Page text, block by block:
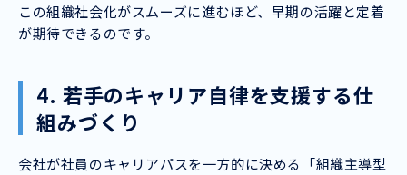
この組織社会化がスムーズに進むほど、早期の活躍と定着
が期待できるのです。
4. 若手のキャリア自律を支援する仕
組みづくり
会社が社員のキャリアパスを一方的に決める「組織主導型